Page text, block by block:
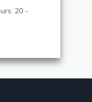
20 -